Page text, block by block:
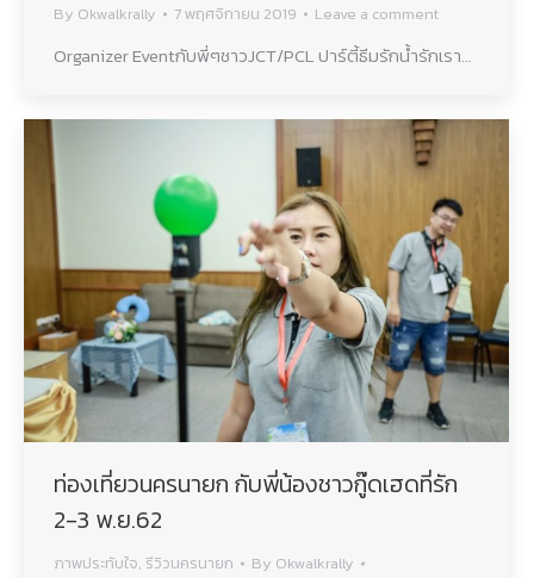
By Okwalkrally 7 พฤศจิกายน 2019 Leave a comment
Organizer Eventกับพี่ๆชาวJCT/PCL ปาร์ตี้ธีมรักน้ำรักเรา…
ท่องเที่ยวนครนายก กับพี่น้องชาวกู๊ดเฮดที่รัก
2-3 พ.ย.62
ภาพประทับใจ, รีวิวนครนายก By Okwalkrally